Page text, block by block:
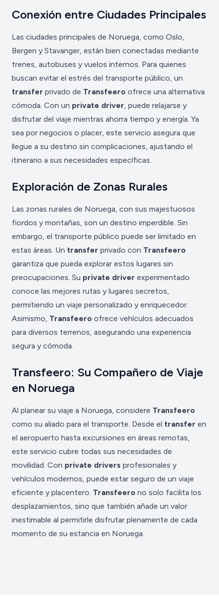
Conexión entre Ciudades Principales
Las ciudades principales de Noruega, como Oslo,
Bergen y Stavanger, están bien conectadas mediante
trenes, autobuses y vuelos internos. Para quienes
buscan evitar el estrés del transporte público, un
transfer privado de Transfeero ofrece una alternativa
cómoda. Con un private driver, puede relajarse y
disfrutar del viaje mientras ahorra tiempo y energía. Ya
sea por negocios o placer, este servicio asegura que
llegue a su destino sin complicaciones, ajustando el
itinerario a sus necesidades específicas.
Exploración de Zonas Rurales
Las zonas rurales de Noruega, con sus majestuosos
fiordos y montañas, son un destino imperdible. Sin
embargo, el transporte público puede ser limitado en
estas áreas. Un transfer privado con Transfeero
garantiza que pueda explorar estos lugares sin
preocupaciones. Su private driver experimentado
conoce las mejores rutas y lugares secretos,
permitiendo un viaje personalizado y enriquecedor.
Asimismo, Transfeero ofrece vehículos adecuados
para diversos terrenos, asegurando una experiencia
segura y cómoda.
Transfeero: Su Compañero de Viaje
en Noruega
Al planear su viaje a Noruega, considere Transfeero
como su aliado para el transporte. Desde el transfer en
el aeropuerto hasta excursiones en áreas remotas,
este servicio cubre todas sus necesidades de
movilidad. Con private drivers profesionales y
vehículos modernos, puede estar seguro de un viaje
eficiente y placentero. Transfeero no solo facilita los
desplazamientos, sino que también añade un valor
inestimable al permitirle disfrutar plenamente de cada
momento de su estancia en Noruega.